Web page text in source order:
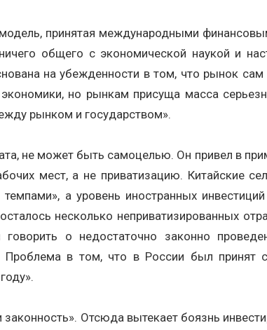
принятая международными
общего с экономической наукой и
на убежденности в том, что рынок
но рынкам присуща масса
рынком и государством».
не может быть самоцелью. Он привел в
мест, а не приватизацию. Китайские
а уровень иностранных
несколько неприватизированных
о недостаточно законно
в том, что в России был принят
Отсюда вытекает боязнь